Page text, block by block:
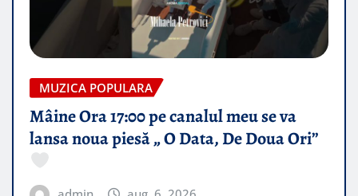
MUZICA POPULARA
Mâine Ora 17:00 pe canalul meu se va
lansa noua piesă „ O Data, De Doua Ori”